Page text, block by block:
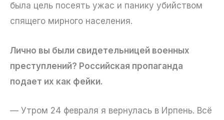
была цель посеять ужас и панику убийством
спящего мирного населения.
Лично вы были свидетельницей военных
преступлений? Российская пропаганда
подает их как фейки.
— Утром 24 февраля я вернулась в Ирпень. Всё